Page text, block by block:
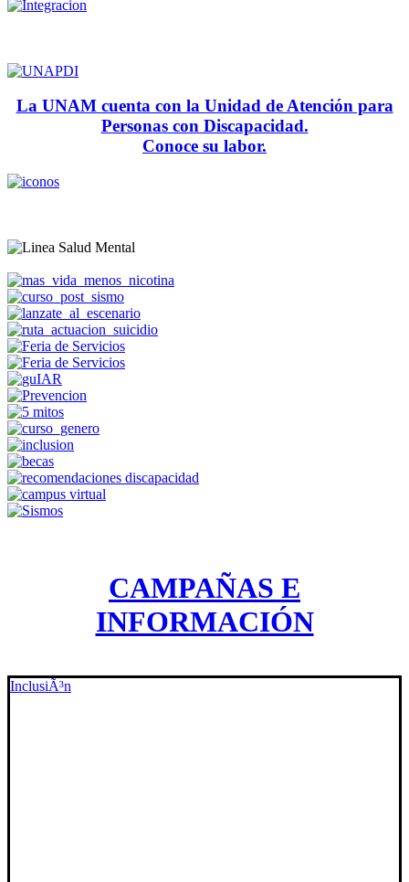
La UNAM cuenta con la Unidad de Atención para
Personas con Discapacidad.
Conoce su labor.
CAMPAÑAS E
INFORMACIÓN
InclusiÃ³n